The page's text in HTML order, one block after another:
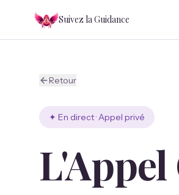
Suivez la Guidance
Retour
✦ En direct · Appel privé